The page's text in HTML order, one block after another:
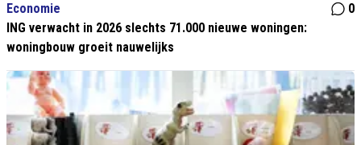
Economie
0
ING verwacht in 2026 slechts 71.000 nieuwe woningen:
woningbouw groeit nauwelijks